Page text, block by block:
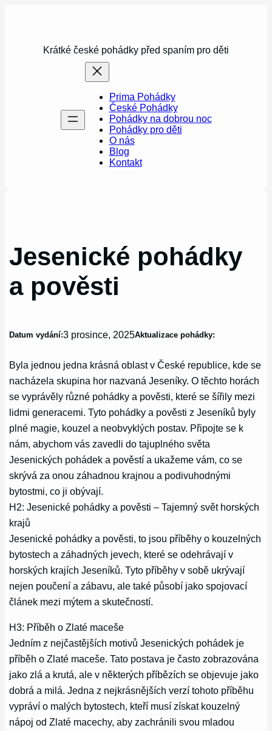
Krátké české pohádky před spaním pro děti
Prima Pohádky
České Pohádky
Pohádky na dobrou noc
Pohádky pro děti
O nás
Blog
Kontakt
Jesenické pohádky
a pověsti
Datum vydání:3 prosince, 2025Aktualizace pohádky:
Byla jednou jedna krásná oblast v České republice, kde se
nacházela skupina hor nazvaná Jeseníky. O těchto horách
se vyprávěly různé pohádky a pověsti, které se šířily mezi
lidmi generacemi. Tyto pohádky a pověsti z Jeseníků byly
plné magie, kouzel a neobvyklých postav. Připojte se k
nám, abychom vás zavedli do tajuplného světa
Jesenických pohádek a pověstí a ukažeme vám, co se
skrývá za onou záhadnou krajnou a podivuhodnými
bytostmi, co ji obývají.
H2: Jesenické pohádky a pověsti – Tajemný svět horských
krajů
Jesenické pohádky a pověsti, to jsou příběhy o kouzelných
bytostech a záhadných jevech, které se odehrávají v
horských krajích Jeseníků. Tyto příběhy v sobě ukrývají
nejen poučení a zábavu, ale také působí jako spojovací
článek mezi mýtem a skutečností.
H3: Příběh o Zlaté maceše
Jedním z nejčastějších motivů Jesenických pohádek je
příběh o Zlaté maceše. Tato postava je často zobrazována
jako zlá a krutá, ale v některých příbězích se objevuje jako
dobrá a milá. Jedna z nejkrásnějších verzí tohoto příběhu
vypráví o malých bytostech, kteří musí získat kouzelný
nápoj od Zlaté macechy, aby zachránili svou mladou